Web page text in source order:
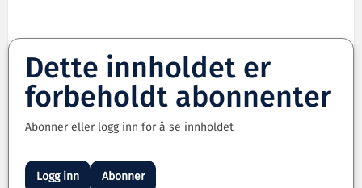
Dette innholdet er
forbeholdt abonnenter
Abonner eller logg inn for å se innholdet
Logg inn Abonner